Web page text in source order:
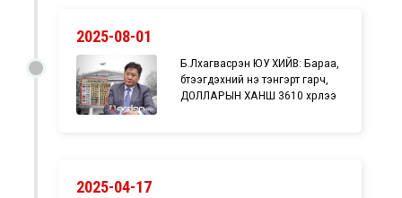
2025-08-01
Б.Лхагвасүрэн ЮУ ХИЙВ: Бараа,
бүтээгдэхүүний үнэ тэнгэрт гарч,
ДОЛЛАРЫН ХАНШ 3610 хүрлээ
2025-04-17